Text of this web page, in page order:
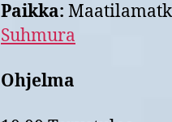
Paikka:
Suhmura
Ohjelma